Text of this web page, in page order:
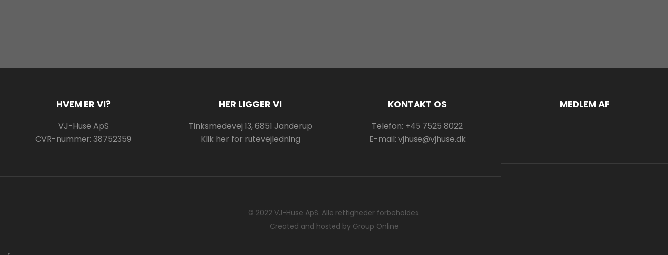
HVEM ER VI?
VJ-Huse ApS
CVR-nummer: 38752359
HER LIGGER VI
Tinksmedevej 13, 6851 Janderup
Klik her for rutevejledning
KONTAKT OS
Telefon: +45 7525 8022
E-mail: vjhuse@vjhuse.dk
MEDLEM AF
© 2022 VJ-Huse ApS. Alle rettigheder forbeholdes.
Created and hosted by Group Online